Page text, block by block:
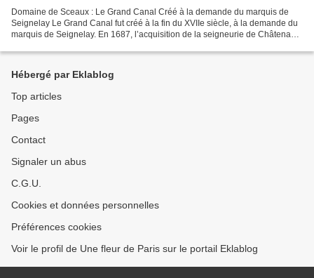
Domaine de Sceaux : Le Grand Canal Créé à la demande du marquis de
Seignelay Le Grand Canal fut créé à la fin du XVIIe siècle, à la demande du
marquis de Seignelay. En 1687, l’acquisition de la seigneurie de Châtenay
Hébergé par Eklablog
Top articles
Pages
Contact
Signaler un abus
C.G.U.
Cookies et données personnelles
Préférences cookies
Voir le profil de Une fleur de Paris sur le portail Eklablog